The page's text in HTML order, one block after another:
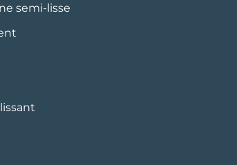
semi-lisse